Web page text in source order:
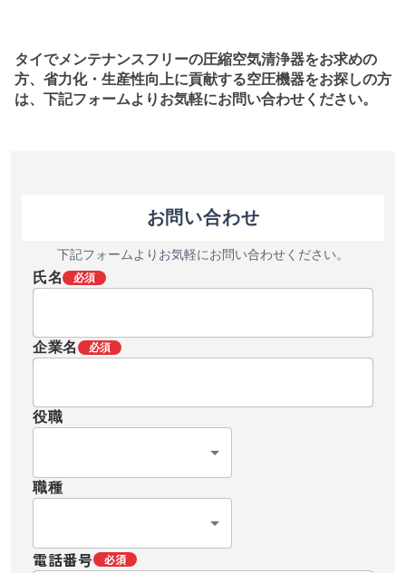
タイでメンテナンスフリーの圧縮空気清浄器をお求めの
方、省力化・生産性向上に貢献する空圧機器をお探しの方
は、下記フォームよりお気軽にお問い合わせください。
お問い合わせ
下記フォームよりお気軽にお問い合わせください。
氏名 必須
企業名 必須
役職
職種
電話番号 必須